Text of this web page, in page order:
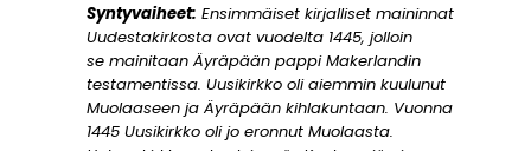
Syntyvaiheet: Ensimmäiset kirjalliset maininnat
Uudestakirkosta ovat vuodelta 1445, jolloin
se mainitaan Äyräpään pappi Makerlandin
testamentissa. Uusikirkko oli aiemmin kuulunut
Muolaaseen ja Äyräpään kihlakuntaan. Vuonna
1445 Uusikirkko oli jo eronnut Muolaasta.